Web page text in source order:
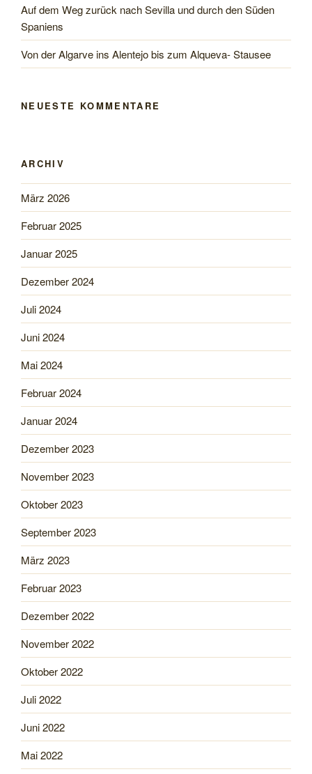
Auf dem Weg zurück nach Sevilla und durch den Süden
Spaniens
Von der Algarve ins Alentejo bis zum Alqueva- Stausee
NEUESTE KOMMENTARE
ARCHIV
März 2026
Februar 2025
Januar 2025
Dezember 2024
Juli 2024
Juni 2024
Mai 2024
Februar 2024
Januar 2024
Dezember 2023
November 2023
Oktober 2023
September 2023
März 2023
Februar 2023
Dezember 2022
November 2022
Oktober 2022
Juli 2022
Juni 2022
Mai 2022